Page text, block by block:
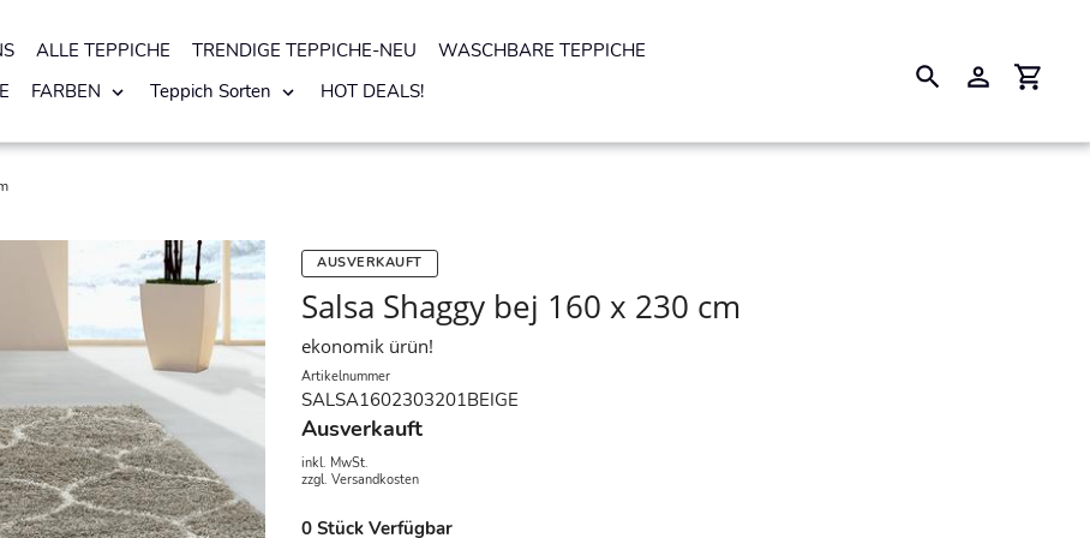
ALLE TEPPICHE TRENDIGE TEPPICHE-NEU
WASCHBARE TEPPICHE
FARBEN Teppich Sorten HOT DEALS! SuchenEinloggen
AUSVERKAUFT
Salsa Shaggy bej 160 x 230 cm
ekonomik ürün!
Artikelnummer
SALSA1602303201BEIGE
Ausverkauft
inkl. MwSt.
zzgl. Versandkosten
0 Stück Verfügbar